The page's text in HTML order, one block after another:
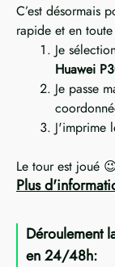
C’est désormais
rapide et en
Je
Huawei
Je passe
J'imprime
Le tour est joué
Plus
Déroulement
en 24/48h: